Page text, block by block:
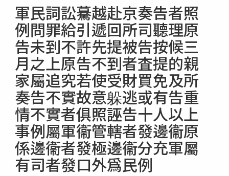
軍民詞訟驀越赴京奏告者照
例問罪給引遞回所司聽理原
告未到不許先提被告按候三
月之上原告不到者査提的親
家屬追究若使受財買免及所
奏告不實故意躲逃或有告重
情不實者俱照誣告十人以上
事例屬軍衞管轄者發邊衞原
係邊衞者發極邊衞分充軍屬
有司者發口外爲民例